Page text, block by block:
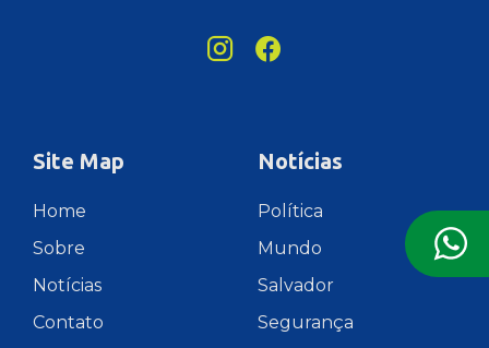
Site Map
Home
Sobre
Notícias
Contato
Notícias
Política
Mundo
Salvador
Segurança